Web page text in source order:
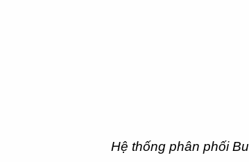
Hệ thống phân phối